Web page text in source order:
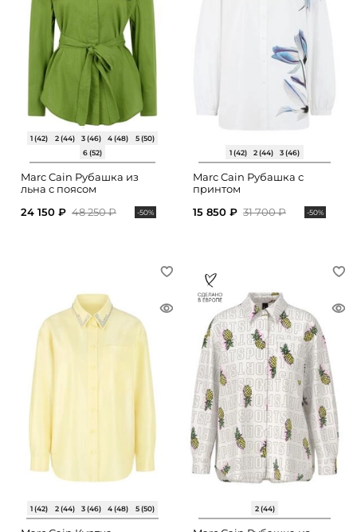
1 (42) 2 (44) 3 (46) 4 (48)
5 (50)
6 (52)
Marc Cain Рубашка из
льна с поясом
24 150 ₽ 48 250 ₽ -50%
1 (42) 2 (44) 3 (46)
Marc Cain Рубашка с
принтом
15 850 ₽ 31 700 ₽ -50%
1 (42) 2 (44) 3 (46) 4 (48) 5 (50) 2 (44)